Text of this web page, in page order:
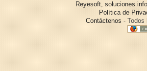
Reyesoft, soluciones
Política de
Contáctenos - Todos